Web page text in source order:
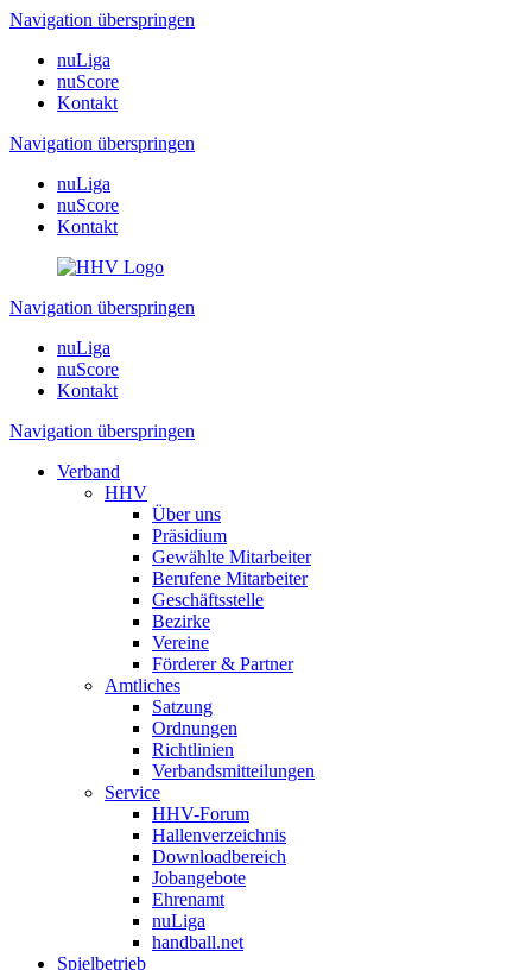
Navigation überspringen
nuLiga
nuScore
Kontakt
Navigation überspringen
nuLiga
nuScore
Kontakt
Navigation überspringen
nuLiga
nuScore
Kontakt
Navigation überspringen
Verband
HHV
Über uns
Präsidium
Gewählte Mitarbeiter
Berufene Mitarbeiter
Geschäftsstelle
Bezirke
Vereine
Förderer & Partner
Amtliches
Satzung
Ordnungen
Richtlinien
Verbandsmitteilungen
Service
HHV-Forum
Hallenverzeichnis
Downloadbereich
Jobangebote
Ehrenamt
nuLiga
handball.net
Spielbetrieb